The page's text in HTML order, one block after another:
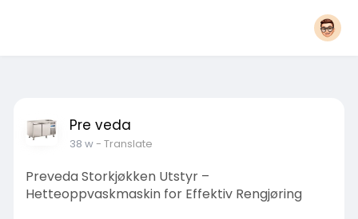
Pre veda
38 w- Translate
Preveda Storkjøkken Utstyr –
Hetteoppvaskmaskin for Effektiv Rengjøring